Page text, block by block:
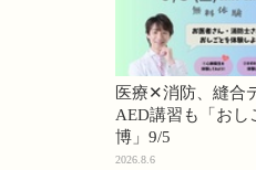
医療✕消防、縫合
AED講習も「おし
博」9/5
2026.8.6